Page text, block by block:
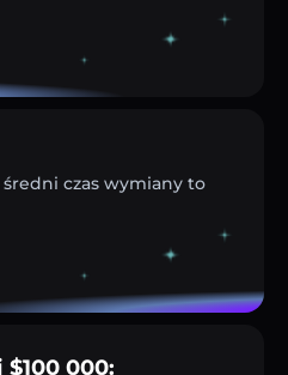
średni czas wymiany to
000: